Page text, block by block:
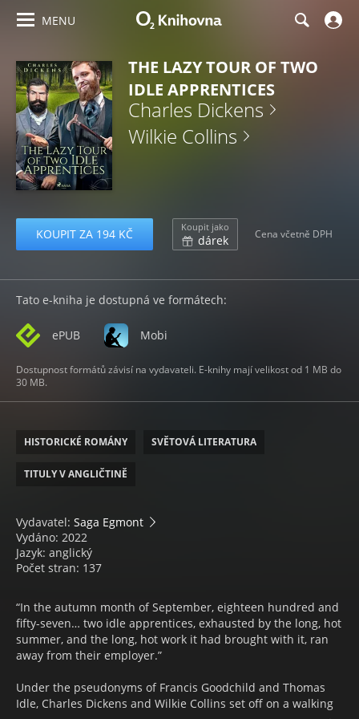
MENU
THE LAZY TOUR OF TWO
IDLE APPRENTICES
Charles Dickens
Wilkie Collins
KOUPIT ZA 194 KČ Koupit jako
dárek Cena včetně DPH
Tato e-kniha je dostupná ve formátech:
ePUB Mobi
Dostupnost formátů závisí na vydavateli. E-knihy mají velikost od 1 MB do
30 MB.
HISTORICKÉ ROMÁNY SVĚTOVÁ LITERATURA
TITULY V ANGLIČTINĚ
Vydavatel: Saga Egmont
Vydáno: 2022
Jazyk: anglický
Počet stran: 137
“In the autumn month of September, eighteen hundred and
fifty-seven… two idle apprentices, exhausted by the long, hot
summer, and the long, hot work it had brought with it, ran
away from their employer.”
Under the pseudonyms of Francis Goodchild and Thomas
Idle, Charles Dickens and Wilkie Collins set off on a walking